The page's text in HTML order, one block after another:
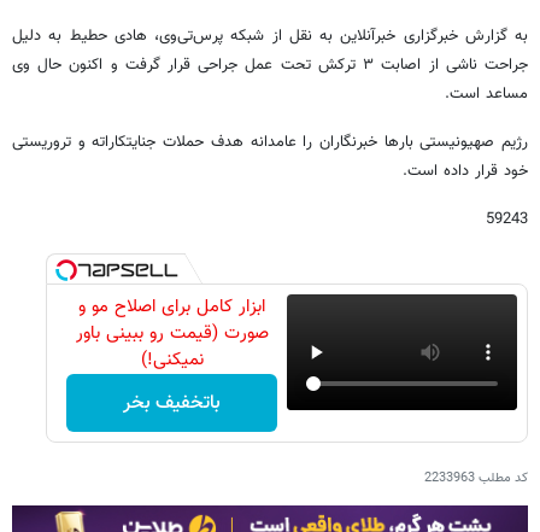
به گزارش خبرگزاری خبرآنلاین به نقل از شبکه پرس‌تی‌وی، هادی حطیط به دلیل
جراحت ناشی از اصابت ۳ ترکش تحت عمل جراحی قرار گرفت و اکنون حال وی
مساعد است.
رژیم صهیونیستی بارها خبرنگاران را عامدانه هدف حملات جنایتکاراته و تروریستی
خود قرار داده است.
59243
ابزار کامل برای اصلاح مو و
صورت (قیمت رو ببینی باور
نمیکنی!)
باتخفیف بخر
کد مطلب2233963